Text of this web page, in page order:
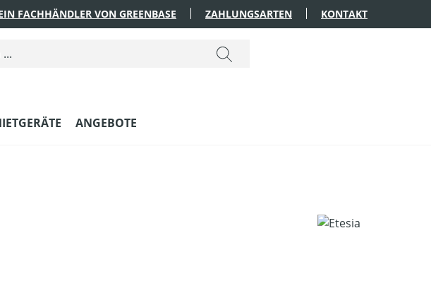
FACHHÄNDLER VON GREENBASE ZAHLUNGSARTEN KONTAKT
ANGEBOTE